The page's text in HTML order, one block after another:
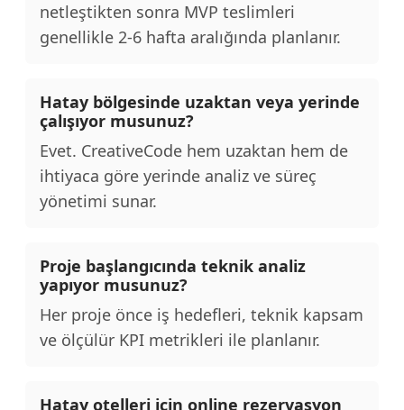
netleştikten sonra MVP teslimleri
genellikle 2-6 hafta aralığında planlanır.
Hatay bölgesinde uzaktan veya yerinde
çalışıyor musunuz?
Evet. CreativeCode hem uzaktan hem de
ihtiyaca göre yerinde analiz ve süreç
yönetimi sunar.
Proje başlangıcında teknik analiz
yapıyor musunuz?
Her proje önce iş hedefleri, teknik kapsam
ve ölçülür KPI metrikleri ile planlanır.
Hatay otelleri için online rezervasyon